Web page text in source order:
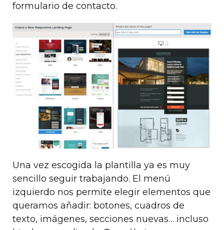
formulario de contacto.
Una vez escogida la plantilla ya es muy
sencillo seguir trabajando. El menú
izquierdo nos permite elegir elementos que
queramos añadir: botones, cuadros de
texto, imágenes, secciones nuevas… incluso